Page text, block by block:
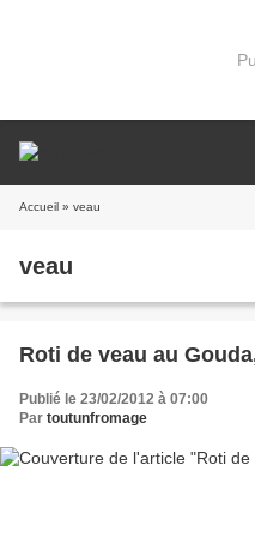
Accueil » veau
veau
Roti de veau au
Publié le 23/02/2012 à 07:00
Par toutunfromage